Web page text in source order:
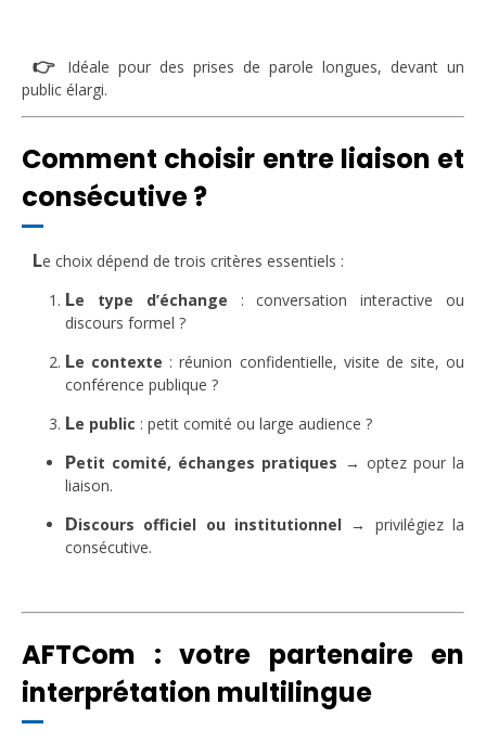
👉
Idéale pour des prises de parole longues, devant un
public élargi.
Comment choisir entre liaison et
consécutive ?
Le choix dépend de trois critères essentiels :
Le type d’échange : conversation interactive ou
discours formel ?
Le contexte : réunion confidentielle, visite de site, ou
conférence publique ?
Le public : petit comité ou large audience ?
Petit comité, échanges pratiques → optez pour la
liaison.
Discours officiel ou institutionnel → privilégiez la
consécutive.
AFTCom : votre partenaire en
interprétation multilingue